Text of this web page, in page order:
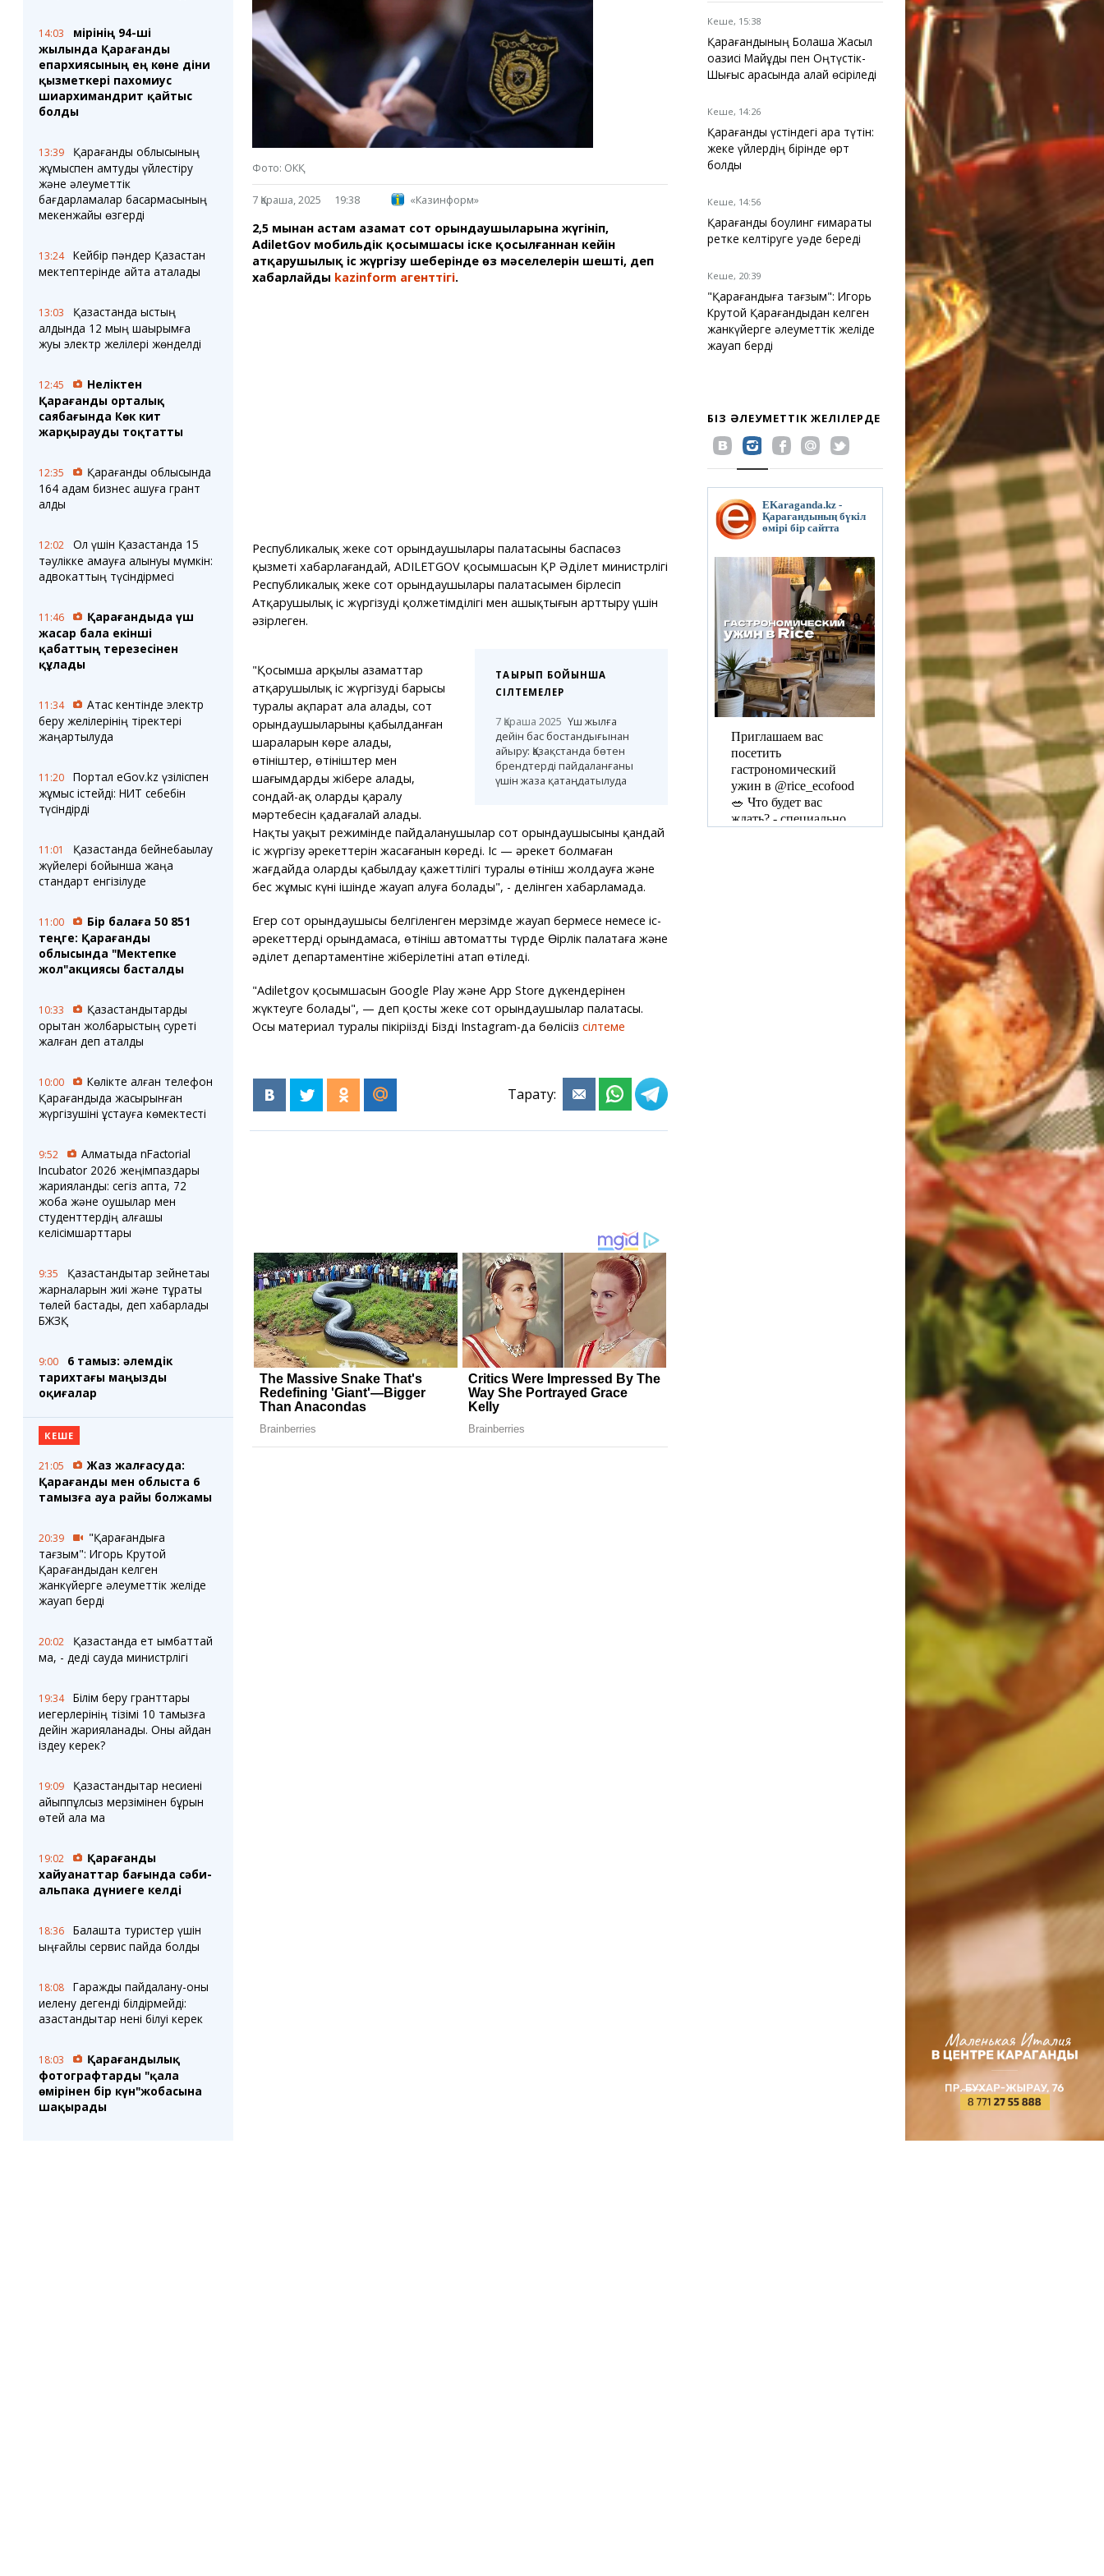
Фотокомикстер
Аптаның коллажы
Ешкин жұлдыз
жорамалы
Тығындар
Қарағанды Картасы
Ұйымдар
Менің учаскелік
Жолдарды жабу
Теміртау
Балқаш
Жезқазған
Фото
Бейне
3D туры
Timelapse
Анықтамалық
Төтенше жағдайлар
Компаниялар каталогы
Шиналарды сатып
алыңыз, оңай!
14:03
Өмірінің 94-ші
жылында Қарағанды
епархиясының ең көне діни
қызметкері пахомиус
шиархимандрит қайтыс
болды
13:39
Қарағанды облысының
жұмыспен қамтуды үйлестіру
және әлеуметтік
бағдарламалар басқармасының
мекенжайы өзгерді
13:24
Кейбір пәндер Қазақстан
мектептерінде қайта аталады
13:03
Қазақстанда қыстың
алдында 12 мың шақырымға
жуық электр желілері жөнделді
12:45
Неліктен
Қарағанды орталық
саябағында Көк кит
жарқырауды тоқтатты
12:35
Қарағанды облысында
164 адам бизнес ашуға грант
алды
12:02
Ол үшін Қазақстанда 15
тәулікке қамауға алынуы мүмкін:
адвокаттың түсіндірмесі
11:46
Қарағандыда үш
жасар бала екінші
қабаттың терезесінен
құлады
11:34
Ақтас кентінде электр
беру желілерінің тіректері
жаңартылуда
11:20
Портал eGov.kz үзіліспен
жұмыс істейді: НИТ себебін
түсіндірді
11:01
Қазақстанда бейнебақылау
жүйелері бойынша жаңа
стандарт енгізілуде
11:00
Бір балаға 50 851
теңге: Қарағанды
облысында "Мектепке
жол"акциясы басталды
10:33
Қазақстандықтарды
қорқытқан жолбарыстың суреті
жалған деп аталды
10:00
Көлікте қалған телефон
Қарағандыда жасырынған
жүргізушіні ұстауға көмектесті
9:52
Алматыда nFactorial
Incubator 2026 жеңімпаздары
жарияланды: сегіз апта, 72
жоба және оқушылар мен
студенттердің алғашқы
келісімшарттары
9:35
Қазақстандықтар зейнетақы
жарналарын жиі және тұрақты
төлей бастады, деп хабарлады
БЖЗҚ
9:00
6 тамыз: әлемдік
тарихтағы маңызды
оқиғалар
КЕШЕ
21:05
Жаз жалғасуда:
Қарағанды мен облыста 6
тамызға ауа райы болжамы
20:39
"Қарағандыға
тағзым": Игорь Крутой
Қарағандыдан келген
жанкүйерге әлеуметтік желіде
жауап берді
20:02
Қазақстанда ет қымбаттай
ма, - деді сауда министрлігі
19:34
Білім беру гранттары
иегерлерінің тізімі 10 тамызға
дейін жарияланады. Оны қайдан
іздеу керек?
19:09
Қазақстандықтар несиені
айыппұлсыз мерзімінен бұрын
өтей ала ма
19:02
Қарағанды
хайуанаттар бағында сәби-
альпака дүниеге келді
18:36
Балқашта туристер үшін
ыңғайлы сервис пайда болды
18:08
Гаражды пайдалану-оны
иелену дегенді білдірмейді:
қазақстандықтар нені білуі керек
18:03
Қарағандылық
фотографтарды "қала
өмірінен бір күн"жобасына
шақырады
Фото: ОКҚ
7 Қараша, 2025 19:38 «Казинформ»
2,5 мыңнан астам азамат сот орындаушыларына жүгініп,
AdiletGov мобильдік қосымшасы іске қосылғаннан кейін
атқарушылық іс жүргізу шеңберінде өз мәселелерін шешті, деп
хабарлайды kazinform агенттігі.
Республикалық жеке сот орындаушылары палатасының баспасөз
қызметі хабарлағандай, ADILETGOV қосымшасын ҚР Әділет министрлігі
Республикалық жеке сот орындаушылары палатасымен бірлесіп
Атқарушылық іс жүргізудің қолжетімділігі мен ашықтығын арттыру үшін
әзірлеген.
ТАҚЫРЫП БОЙЫНША
СІЛТЕМЕЛЕР
7 Қараша 2025 Үш жылға
дейін бас бостандығынан
айыру: Қазақстанда бөтен
брендтерді пайдаланғаны
үшін жаза қатаңдатылуда
"Қосымша арқылы азаматтар
атқарушылық іс жүргізудің барысы
туралы ақпарат ала алады, сот
орындаушыларының қабылданған
шараларын көре алады,
өтініштер, өтініштер мен
шағымдарды жібере алады,
сондай-ақ олардың қаралу
мәртебесін қадағалай алады.
Нақты уақыт режимінде пайдаланушылар сот орындаушысының қандай
іс жүргізу әрекеттерін жасағанын көреді. Іс — әрекет болмаған
жағдайда оларды қабылдау қажеттілігі туралы өтініш жолдауға және
бес жұмыс күні ішінде жауап алуға болады", - делінген хабарламада.
Егер сот орындаушысы белгіленген мерзімде жауап бермесе немесе іс-
әрекеттерді орындамаса, өтініш автоматты түрде Өңірлік палатаға және
әділет департаментіне жіберілетіні атап өтіледі.
"Adiletgov қосымшасын Google Play және App Store дүкендерінен
жүктеуге болады", — деп қосты жеке сот орындаушылар палатасы.
Осы материал туралы пікіріңізді Біздің Instagram-да бөлісіңіз сілтеме
Тарату:
Кеше, 15:38
Қарағандының Болашақ Жасыл
оазисі Майқұдық пен Оңтүстік-
Шығыс арасында қалай өсіріледі
Кеше, 14:26
Қарағанды үстіндегі қара түтін:
жеке үйлердің бірінде өрт
болды
Кеше, 14:56
Қарағанды боулинг ғимараты
ретке келтіруге уәде береді
Кеше, 20:39
"Қарағандыға тағзым": Игорь
Крутой Қарағандыдан келген
жанкүйерге әлеуметтік желіде
жауап берді
БІЗ ӘЛЕУМЕТТІК ЖЕЛІЛЕРДЕ
EKaraganda.kz -
Қарағандының бүкіл
өмірі бір сайтта